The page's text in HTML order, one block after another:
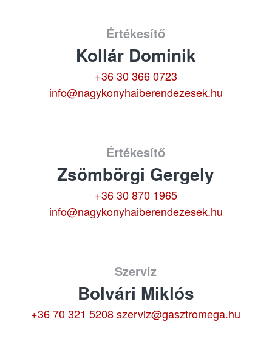
Értékesítő
Kollár Dominik
+36 30 366 0723
info@nagykonyhaiberendezesek.hu
Értékesítő
Zsömbörgi Gergely
+36 30 870 1965
info@nagykonyhaiberendezesek.hu
Szerviz
Bolvári Miklós
+36 70 321 5208 szerviz@gasztromega.hu